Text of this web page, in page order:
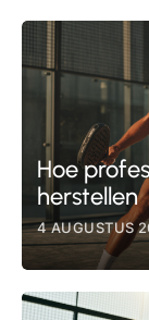
Hoe
herstellen
4 AUGUSTUS